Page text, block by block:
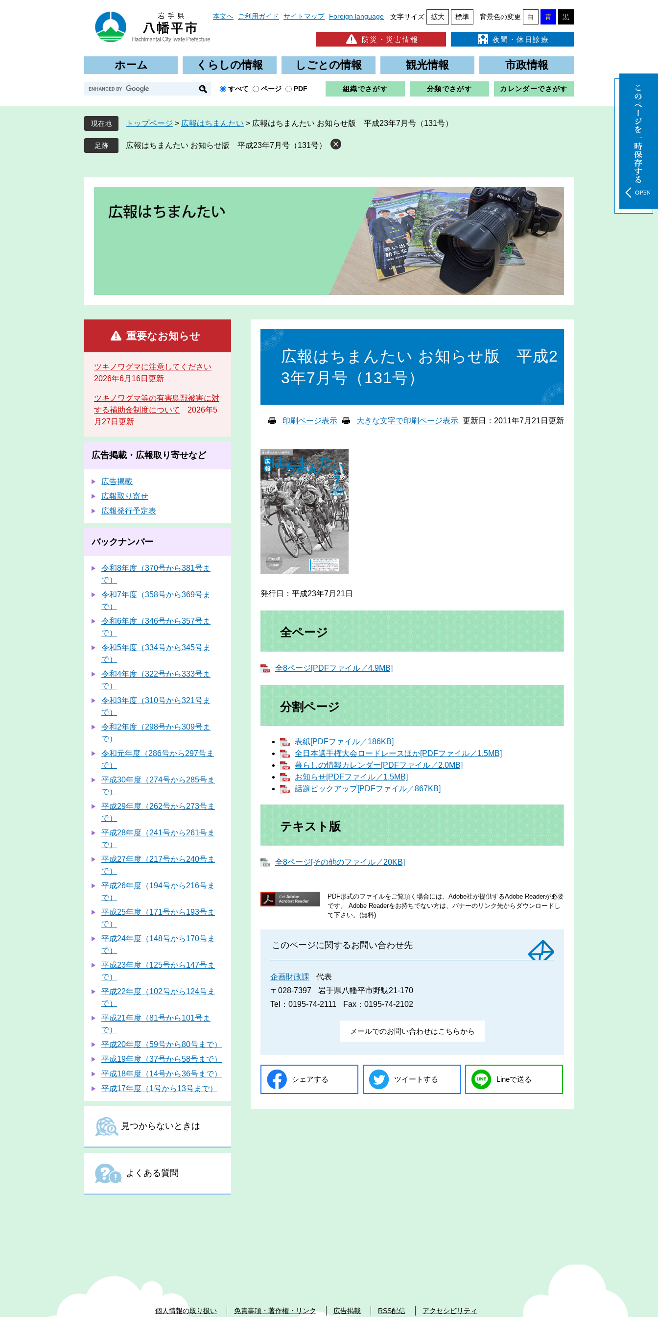
本文へ ご利用ガイド サイトマップ Foreign language 文字サイズ 拡大 標準 背景色の変更 白 青 黒
防災・災害情報 夜間・休日診療
ホーム くらしの情報 しごとの情報 観光情報 市政情報
G
o
g
l
e
カ
すべて ページ PDF 組織でさがす 分類でさがす カレンダーでさがす
現在地 トップページ > 広報はちまんたい > 広報はちまんたい お知らせ版 平成23年7月号（131号）
広報はちまんたい お知らせ版 平成23年7月号（131号）
文
広報はちまんたい お知らせ版 平成2
3年7月号（131号）
印刷ページ表示 大きな文字で印刷ページ表示 更新日：2011年7月21日更新
発行日：平成23年7月21日
全ページ
全8ページ[PDFファイル／4.9MB]
分割ページ
表紙[PDFファイル／186KB]
全日本選手権大会ロードレースほか[PDFファイル／1.5MB]
暮らしの情報カレンダー[PDFファイル／2.0MB]
お知らせ[PDFファイル／1.5MB]
話題ピックアップ[PDFファイル／867KB]
テキスト版
全8ページ[その他のファイル／20KB]
PDF形式のファイルをご覧頂く場合には、Adobe社が提供するAdobe Readerが必要
です。
Adobe Readerをお持ちでない方は、バナーのリンク先からダウンロードし
て下さい。(無料)
このページに関するお問い合わせ先
企画財政課
代表
〒028-7397
岩手県八幡平市野駄21-170
Tel：0195-74-2111
Fax：0195-74-2102
メールでのお問い合わせはこちらから
シェアする ツイートする Lineで送る
重要なお知らせ
ツキノワグマに注意してください
2026年6月16日更新
ツキノワグマ等の有害鳥獣被害に対
する補助金制度について
2026年5
月27日更新
広告掲載・広報取り寄せなど
広告掲載
広報取り寄せ
広報発行予定表
バックナンバー
令和8年度（370号から381号ま
で）
令和7年度（358号から369号ま
で）
令和6年度（346号から357号ま
で）
令和5年度（334号から345号ま
で）
令和4年度（322号から333号ま
で）
令和3年度（310号から321号ま
で）
令和2年度（298号から309号ま
で）
令和元年度（286号から297号ま
で）
平成30年度（274号から285号ま
で）
平成29年度（262号から273号ま
で）
平成28年度（241号から261号ま
で）
平成27年度（217号から240号ま
で）
平成26年度（194号から216号ま
で）
平成25年度（171号から193号ま
で）
平成24年度（148号から170号ま
で）
平成23年度（125号から147号ま
で）
平成22年度（102号から124号ま
で）
平成21年度（81号から101号ま
で）
平成20年度（59号から80号まで）
平成19年度（37号から58号まで）
平成18年度（14号から36号まで）
平成17年度（1号から13号まで）
見つからないときは
よくある質問
個人情報の取り扱い 免責事項・著作権・リンク 広告掲載 RSS配信 アクセシビリティ